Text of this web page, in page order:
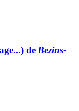
de Bezins-